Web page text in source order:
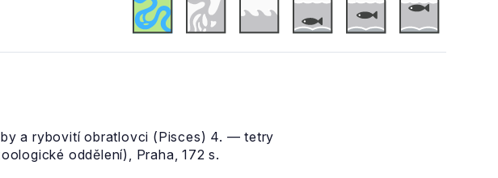
a rybovití obratlovci (Pisces) 4. — tetry
oddělení), Praha, 172 s.